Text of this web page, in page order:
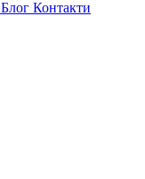
Блог Контакти